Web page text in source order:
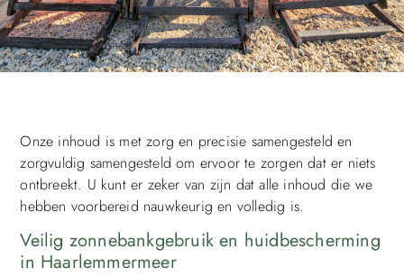
Onze inhoud is met zorg en precisie samengesteld en
zorgvuldig samengesteld om ervoor te zorgen dat er niets
ontbreekt. U kunt er zeker van zijn dat alle inhoud die we
hebben voorbereid nauwkeurig en volledig is.
Veilig zonnebankgebruik en huidbescherming
in Haarlemmermeer